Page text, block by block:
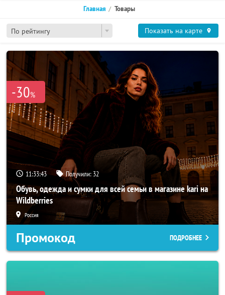
По рейтингу
Главная Товары
Показать на карте
-30%
11:33:41 Получили: 32
Обувь, одежда и сумки для всей семьи в магазине kari на
Wildberries
Россия
Промокод ПОДРОБНЕЕ